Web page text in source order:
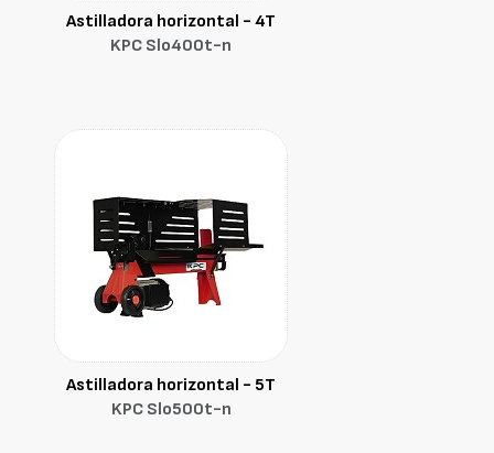
Astilladora horizontal - 4T
KPC Slo400t-n
Astilladora horizontal - 5T
KPC Slo500t-n